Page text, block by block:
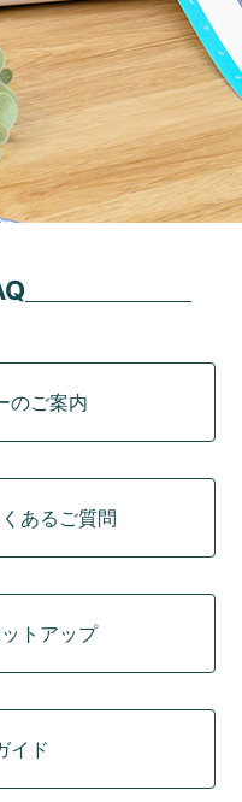
のご案内
あるご質問
トアップ
イド